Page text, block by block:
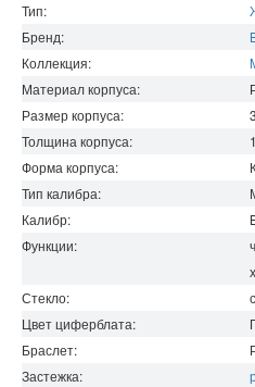
Тип:
Бренд:
Коллекция:
Материал корпуса:
Размер корпуса:
Толщина корпуса:
Форма корпуса:
Тип калибра:
Калибр:
Функции:
Стекло:
Цвет циферблата:
Браслет:
Застежка: